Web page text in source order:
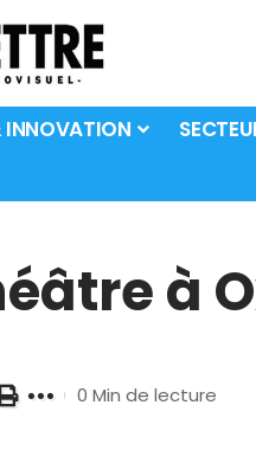
INNOVATION
à
0 Min de lecture